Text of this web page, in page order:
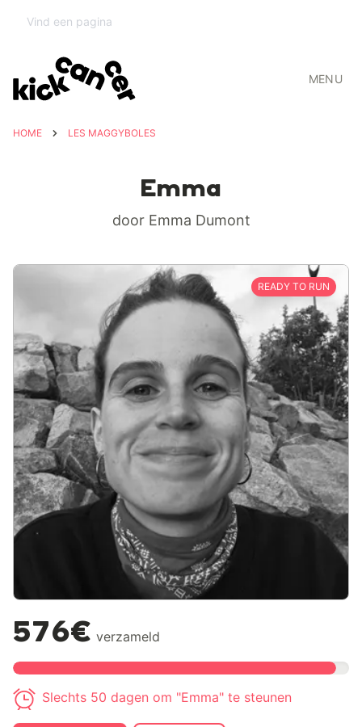
MENU
HOME LES MAGGYBOLES
Emma
door Emma Dumont
READY TO RUN
576€ verzameld
Slechts 50 dagen om "Emma" te steunen